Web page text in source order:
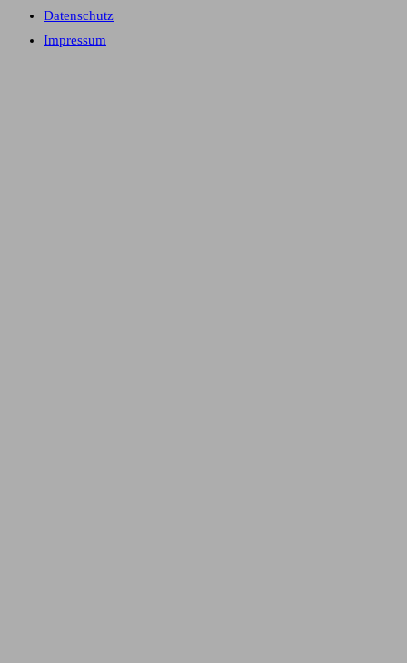
Datenschutz
Impressum